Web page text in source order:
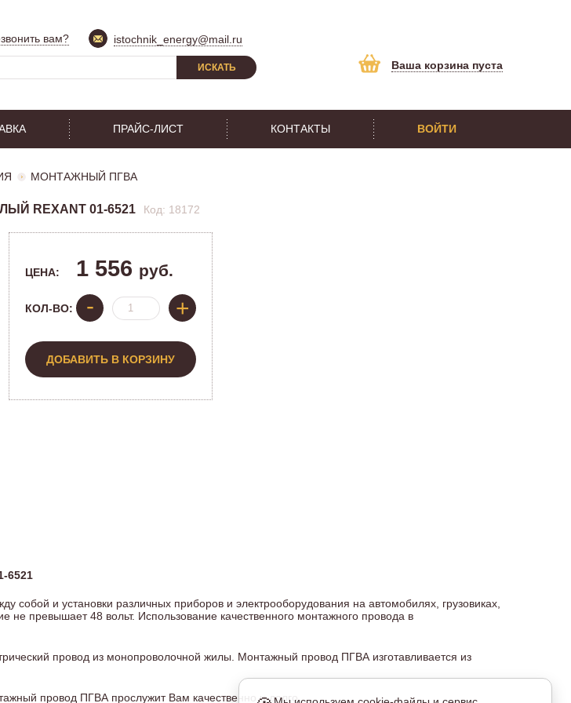
вам? istochnik_energy@mail.ru
ИСКАТЬ Ваша корзина пуста
ПРАЙС-ЛИСТ КОНТАКТЫ ВОЙТИ
МОНТАЖНЫЙ ПГВА
REXANT 01-6521 Код: 18172
ЦЕНА: 1 556 руб.
КОЛ-ВО: - +
ДОБАВИТЬ В КОРЗИНУ
6521
и установки различных приборов и электрооборудования на автомобилях, грузовиках,
превышает 48 вольт. Использование качественного монтажного провода в
провод из монопроволочной жилы. Монтажный провод ПГВА изготавливается из
провод ПГВА прослужит Вам качественно и долго.